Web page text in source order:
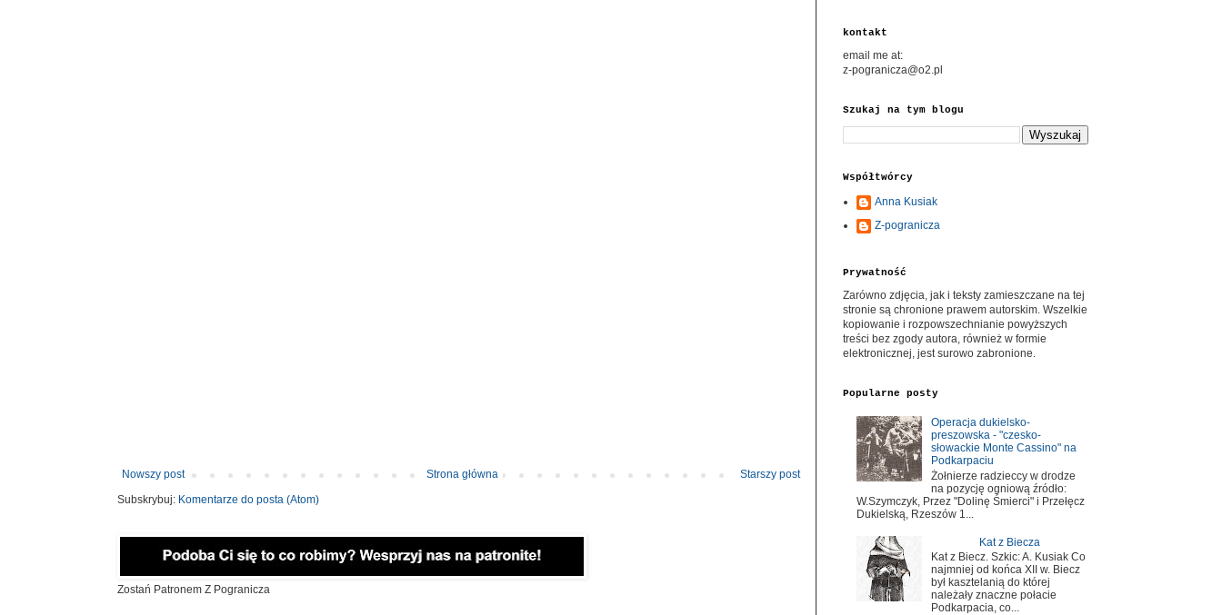
Nowszy post Starszy post
Strona główna
Subskrybuj: Komentarze do posta (Atom)
Zostań Patronem Z Pogranicza
kontakt
email me at:
z-pogranicza@o2.pl
Szukaj na tym blogu
Współtwórcy
Anna Kusiak
Z-pogranicza
Prywatność
Zarówno zdjęcia, jak i teksty zamieszczane na tej
stronie są chronione prawem autorskim. Wszelkie
kopiowanie i rozpowszechnianie powyższych
treści bez zgody autora, również w formie
elektronicznej, jest surowo zabronione.
Popularne posty
Operacja dukielsko-
preszowska - "czesko-
słowackie Monte Cassino" na
Podkarpaciu
Żołnierze radzieccy w drodze
na pozycję ogniową źródło:
W.Szymczyk, Przez "Dolinę Śmierci" i Przełęcz
Dukielską, Rzeszów 1...
Kat z Biecza
Kat z Biecz. Szkic: A. Kusiak Co
najmniej od końca XII w. Biecz
był kasztelanią do której
należały znaczne połacie
Podkarpacia, co...